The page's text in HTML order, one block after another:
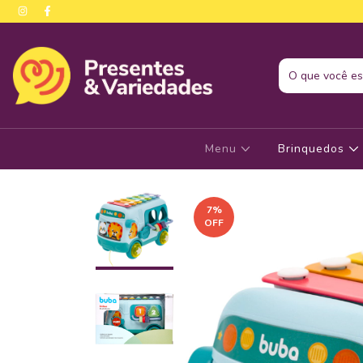
Menu Brinquedos
7%
OFF